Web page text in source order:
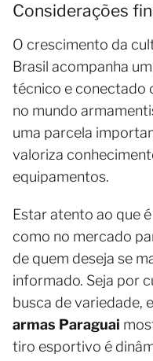
Considerações
O crescimento da
Brasil acompanha
técnico e conectado
no mundo
uma parcela
valoriza
equipamentos.
Estar atento ao que
como no mercado
de quem deseja se
informado. Seja por
busca de variedade,
armas Paraguai
tiro esportivo é